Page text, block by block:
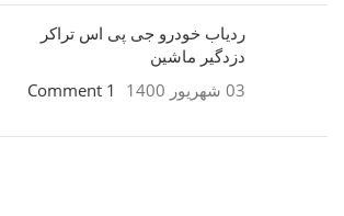
ردیاب خودرو جی پی اس تراکر
دزدگیر ماشین
03 شهریور 1400 1 Comment